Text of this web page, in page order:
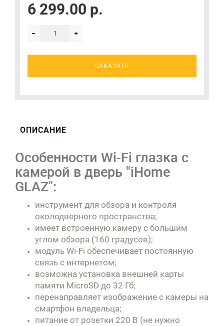
6 299.00 р.
ЗАКАЗАТЬ
ОПИСАНИЕ
Особенности Wi-Fi глазка с
камерой в дверь "iHome
GLAZ":
инструмент для обзора и контроля
околодверного пространства;
имеет встроенную камеру с большим
углом обзора (160 градусов);
модуль Wi-Fi обеспечивает постоянную
связь с интернетом;
возможна установка внешней карты
памяти MicroSD до 32 Гб;
перенаправляет изображение с камеры на
смартфон владельца;
питание от розетки 220 В (не нужно